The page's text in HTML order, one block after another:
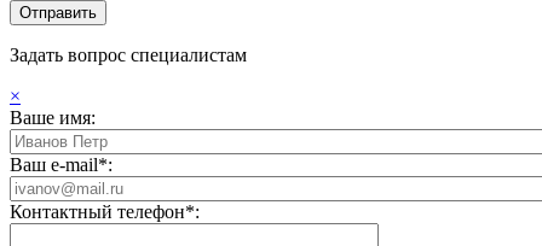
Задать вопрос специалистам
×
Ваше имя:
Ваш e-mail*:
Контактный телефон*: